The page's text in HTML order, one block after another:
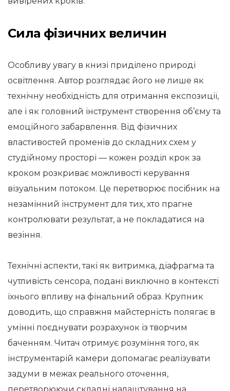
Сила фізичних величин
Особливу увагу в книзі приділено природі
освітлення. Автор розглядає його не лише як
технічну необхідність для отримання експозиції,
але і як головний інструмент створення об’єму та
емоційного забарвлення. Від фізичних
властивостей променів до складних схем у
студійному просторі — кожен розділ крок за
кроком розкриває можливості керування
візуальним потоком. Це перетворює посібник на
незамінний інструмент для тих, хто прагне
контролювати результат, а не покладатися на
везіння.
Технічні аспекти, такі як витримка, діафрагма та
чутливість сенсора, подані виключно в контексті
їхнього впливу на фінальний образ. Крупник
доводить, що справжня майстерність полягає в
умінні поєднувати розрахунок із творчим
баченням. Читач отримує розуміння того, як
інструментарій камери допомагає реалізувати
задуми в межах реального оточення,